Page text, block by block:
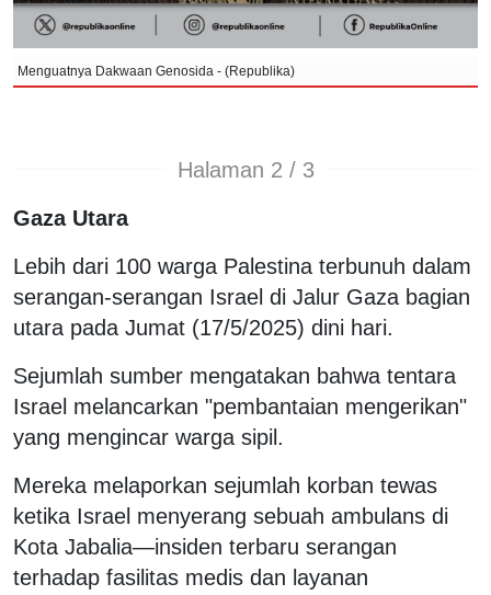
Menguatnya Dakwaan Genosida - (Republika)
Halaman 2 / 3
Gaza Utara
Lebih dari 100 warga Palestina terbunuh dalam
serangan-serangan Israel di Jalur Gaza bagian
utara pada Jumat (17/5/2025) dini hari.
Sejumlah sumber mengatakan bahwa tentara
Israel melancarkan "pembantaian mengerikan"
yang mengincar warga sipil.
Mereka melaporkan sejumlah korban tewas
ketika Israel menyerang sebuah ambulans di
Kota Jabalia—insiden terbaru serangan
terhadap fasilitas medis dan layanan